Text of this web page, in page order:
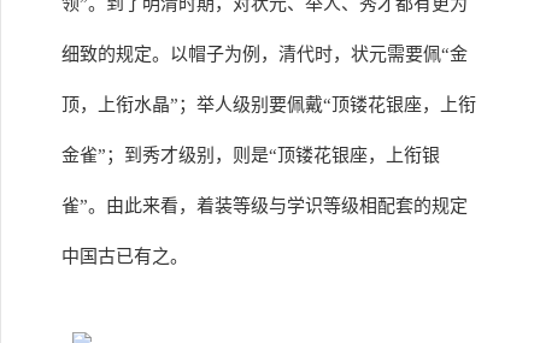
细致的规定。以帽子为例，清代时，状元需要佩“金
顶，上衔水晶”；举人级别要佩戴“顶镂花银座，上衔
金雀”；到秀才级别，则是“顶镂花银座，上衔银
雀”。由此来看，着装等级与学识等级相配套的规定
中国古已有之。